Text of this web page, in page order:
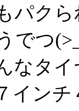
パク
でつ
なタ
インチ